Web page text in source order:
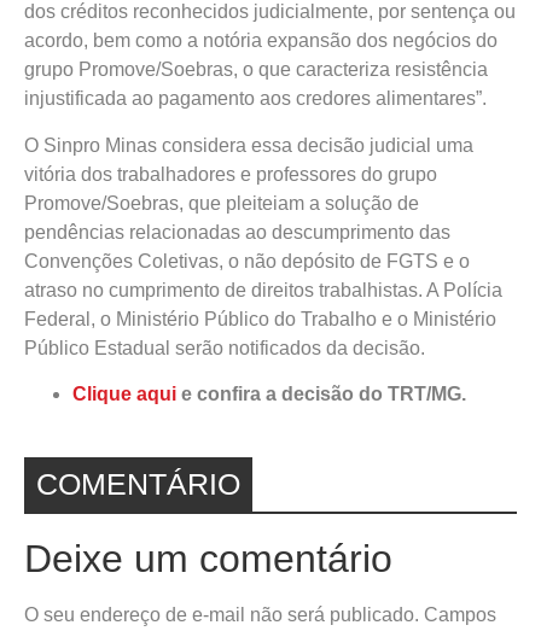
dos créditos reconhecidos judicialmente, por sentença ou
acordo, bem como a notória expansão dos negócios do
grupo Promove/Soebras, o que caracteriza resistência
injustificada ao pagamento aos credores alimentares”.
O Sinpro Minas considera essa decisão judicial uma
vitória dos trabalhadores e professores do grupo
Promove/Soebras, que pleiteiam a solução de
pendências relacionadas ao descumprimento das
Convenções Coletivas, o não depósito de FGTS e o
atraso no cumprimento de direitos trabalhistas. A Polícia
Federal, o Ministério Público do Trabalho e o Ministério
Público Estadual serão notificados da decisão.
Clique aqui e confira a decisão do TRT/MG.
COMENTÁRIO
Deixe um comentário
O seu endereço de e-mail não será publicado. Campos